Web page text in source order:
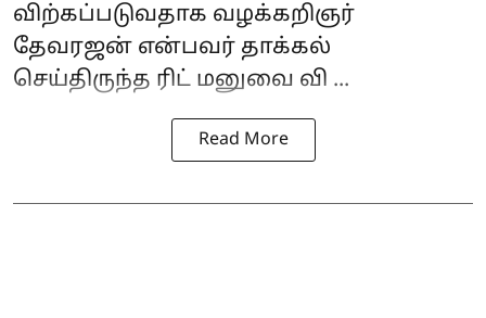
விற்கப்படுவதாக வழக்கறிஞர்
தேவரஜன் என்பவர் தாக்கல்
செய்திருந்த ரிட் மனுவை வி ...
Read More